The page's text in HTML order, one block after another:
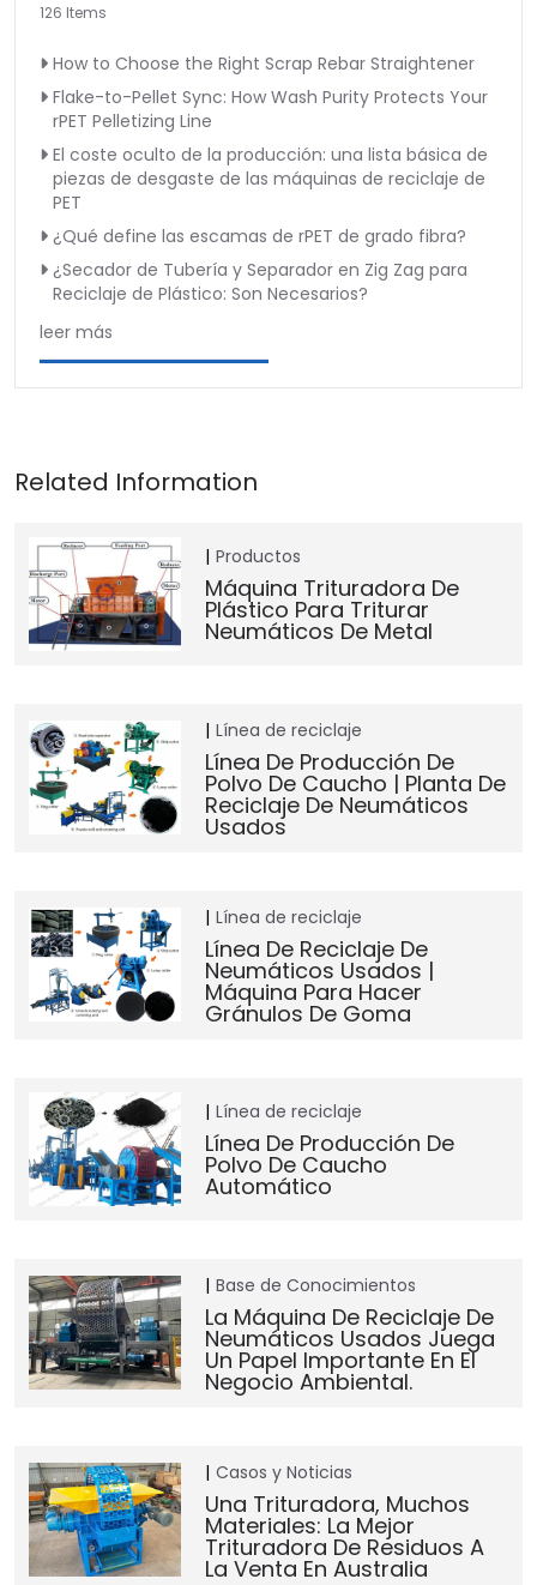
126 Items
How to Choose the Right Scrap Rebar Straightener
Flake-to-Pellet Sync: How Wash Purity Protects Your
rPET Pelletizing Line
El coste oculto de la producción: una lista básica de
piezas de desgaste de las máquinas de reciclaje de
PET
¿Qué define las escamas de rPET de grado fibra?
¿Secador de Tubería y Separador en Zig Zag para
Reciclaje de Plástico: Son Necesarios?
leer más
Productos
Máquina Trituradora De
Plástico Para Triturar
Neumáticos De Metal
Línea de reciclaje
Línea De Producción De
Polvo De Caucho | Planta De
Reciclaje De Neumáticos
Usados
Línea de reciclaje
Línea De Reciclaje De
Neumáticos Usados |
Máquina Para Hacer
Gránulos De Goma
Línea de reciclaje
Línea De Producción De
Polvo De Caucho
Automático
Base de Conocimientos
La Máquina De Reciclaje De
Neumáticos Usados Juega
Un Papel Importante En El
Negocio Ambiental.
Casos y Noticias
Una Trituradora, Muchos
Materiales: La Mejor
Trituradora De Residuos A
La Venta En Australia